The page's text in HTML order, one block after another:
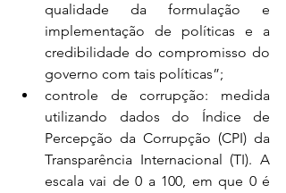
qualidade da formulação e
implementação de políticas e a
credibilidade do compromisso do
governo com tais políticas”;
controle de corrupção: medida
utilizando dados do Índice de
Percepção da Corrupção (CPI) da
Transparência Internacional (TI). A
escala vai de 0 a 100, em que 0 é